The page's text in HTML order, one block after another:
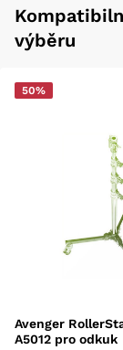
výběru
50%
Avenger
A5012 pro odkuk